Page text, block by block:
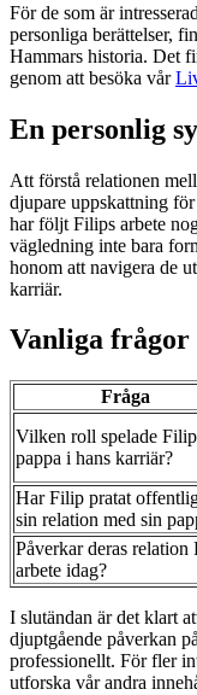
För de som är
personliga berättelser,
Hammars historia. Det
genom att besöka vår
En personlig
Att förstå relationen
djupare uppskattning
har följt Filips arbete
vägledning inte bara
honom att navigera de
karriär.
Vanliga
Fråga
Vilken roll spelade
pappa i hans karriär?
Har Filip pratat
sin relation med sin
Påverkar deras relation
arbete idag?
I slutändan är det klart
djuptgående påverkan
professionellt. För fler
utforska vår andra